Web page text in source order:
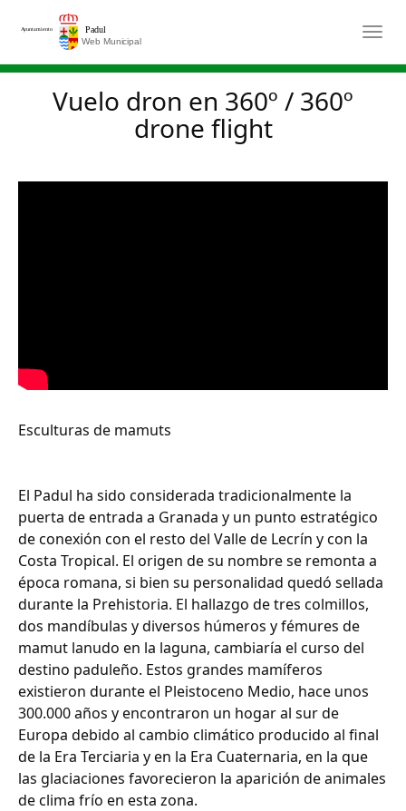
Saltar al contenido principal
Vuelo dron en 360º / 360º
drone flight
Esculturas de mamuts
El Padul ha sido considerada tradicionalmente la
puerta de entrada a Granada y un punto estratégico
de conexión con el resto del Valle de Lecrín y con la
Costa Tropical. El origen de su nombre se remonta a
época romana, si bien su personalidad quedó sellada
durante la Prehistoria. El hallazgo de tres colmillos,
dos mandíbulas y diversos húmeros y fémures de
mamut lanudo en la laguna, cambiaría el curso del
destino paduleño. Estos grandes mamíferos
existieron durante el Pleistoceno Medio, hace unos
300.000 años y encontraron un hogar al sur de
Europa debido al cambio climático producido al final
de la Era Terciaria y en la Era Cuaternaria, en la que
las glaciaciones favorecieron la aparición de animales
de clima frío en esta zona.